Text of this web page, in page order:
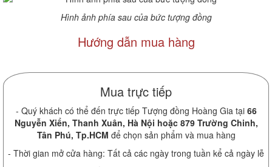
Hình ảnh phía sau của bức tượng đồng
Hướng dẫn mua hàng
Mua trực tiếp
- Quý khách có thể đến trực tiếp Tượng đồng Hoàng Gia tại 66
Nguyễn Xiển, Thanh Xuân, Hà Nội hoặc 879 Trường Chinh,
Tân Phú, Tp.HCM để chọn sản phẩm và mua hàng
- Thời gian mở cửa hàng: Tất cả các ngày trong tuần kể cả ngày lễ